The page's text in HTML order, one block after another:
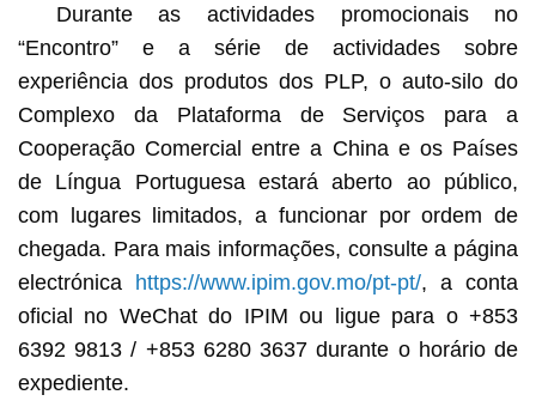
Durante as actividades promocionais no
“Encontro” e a série de actividades sobre
experiência dos produtos dos PLP, o auto-silo do
Complexo da Plataforma de Serviços para a
Cooperação Comercial entre a China e os Países
de Língua Portuguesa estará aberto ao público,
com lugares limitados, a funcionar por ordem de
chegada. Para mais informações, consulte a página
electrónica https://www.ipim.gov.mo/pt-pt/, a conta
oficial no WeChat do IPIM ou ligue para o +853
6392 9813 / +853 6280 3637 durante o horário de
expediente.